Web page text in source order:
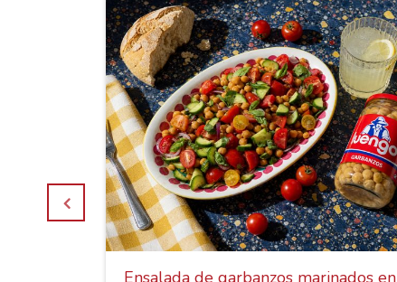
Ensalada de garbanzos marinados en